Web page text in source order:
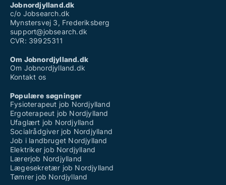
Jobnordjylland.dk
c/o Jobsearch.dk
Mynstersvej 3, Frederiksberg
support@jobsearch.dk
CVR: 39925311
Om Jobnordjylland.dk
Om Jobnordjylland.dk
Kontakt os
Populære søgninger
Fysioterapeut job Nordjylland
Ergoterapeut job Nordjylland
Ufaglært job Nordjylland
Socialrådgiver job Nordjylland
Job i landbruget Nordjylland
Elektriker job Nordjylland
Lærerjob Nordjylland
Lægesekretær job Nordjylland
Tømrer job Nordjylland